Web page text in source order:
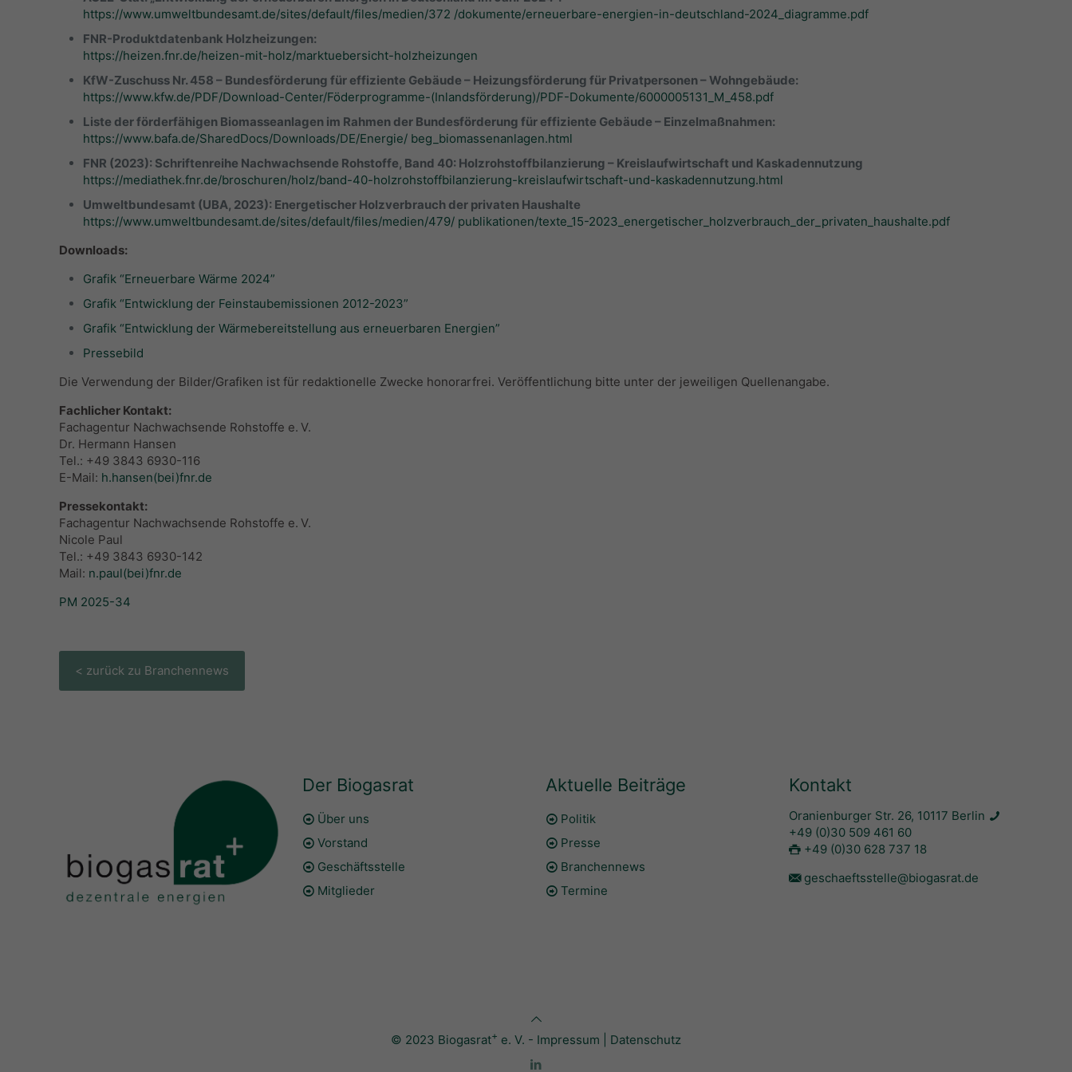
https://www.umweltbundesamt.de/sites/default/files/medien/372 /dokumente/erneuerbare-energien-in-deutschland-2024_diagramme.pdf
FNR-Produktdatenbank Holzheizungen:
https://heizen.fnr.de/heizen-mit-holz/marktuebersicht-holzheizungen
KfW-Zuschuss Nr. 458 – Bundesförderung für effiziente Gebäude – Heizungsförderung für Privatpersonen – Wohngebäude:
https://www.kfw.de/PDF/Download-Center/Föderprogramme-(Inlandsförderung)/PDF-Dokumente/6000005131_M_458.pdf
Liste der förderfähigen Biomasseanlagen im Rahmen der Bundesförderung für effiziente Gebäude – Einzelmaßnahmen:
https://www.bafa.de/SharedDocs/Downloads/DE/Energie/ beg_biomassenanlagen.html
FNR (2023): Schriftenreihe Nachwachsende Rohstoffe, Band 40: Holzrohstoffbilanzierung – Kreislaufwirtschaft und Kaskadennutzung
https://mediathek.fnr.de/broschuren/holz/band-40-holzrohstoffbilanzierung-kreislaufwirtschaft-und-kaskadennutzung.html
Umweltbundesamt (UBA, 2023): Energetischer Holzverbrauch der privaten Haushalte
https://www.umweltbundesamt.de/sites/default/files/medien/479/ publikationen/texte_15-2023_energetischer_holzverbrauch_der_privaten_haushalte.pdf
Downloads:
Grafik “Erneuerbare Wärme 2024”
Grafik “Entwicklung der Feinstaubemissionen 2012-2023”
Grafik “Entwicklung der Wärmebereitstellung aus erneuerbaren Energien”
Pressebild
Die Verwendung der Bilder/Grafiken ist für redaktionelle Zwecke honorarfrei. Veröffentlichung bitte unter der jeweiligen Quellenangabe.
Fachlicher Kontakt:
Fachagentur Nachwachsende Rohstoffe e. V.
Dr. Hermann Hansen
Tel.: +49 3843 6930-116
E-Mail: h.hansen(bei)fnr.de
Pressekontakt:
Fachagentur Nachwachsende Rohstoffe e. V.
Nicole Paul
Tel.: +49 3843 6930-142
Mail: n.paul(bei)fnr.de
PM 2025-34
< zurück zu Branchennews
Der Biogasrat
Über uns
Vorstand
Geschäftsstelle
Mitglieder
Aktuelle Beiträge
Politik
Presse
Branchennews
Termine
Kontakt
Oranienburger Str. 26, 10117 Berlin
+49 (0)30 509 461 60
+49 (0)30 628 737 18
geschaeftsstelle@biogasrat.de
© 2023 Biogasrat+ e. V. - Impressum Datenschutz